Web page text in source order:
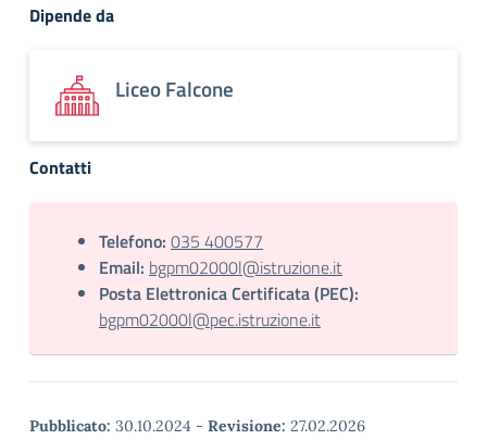
Dipende da
Liceo Falcone
Contatti
Telefono: 035 400577
Email: bgpm02000l@istruzione.it
Posta Elettronica Certificata (PEC):
bgpm02000l@pec.istruzione.it
Pubblicato: 30.10.2024 - Revisione: 27.02.2026